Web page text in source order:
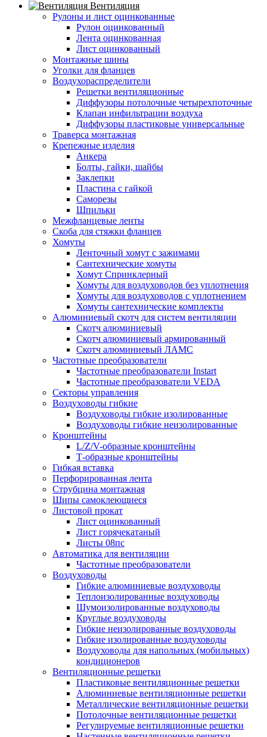
Вентиляция
Рулоны и лист оцинкованные
Рулон оцинкованный
Лента оцинкованная
Лист оцинкованный
Монтажные шины
Уголки для фланцев
Воздухораспределители
Решетки вентиляционные
Диффузоры потолочные четырехпоточные
Клапан инфильтрации воздуха
Диффузоры пластиковые универсальные
Траверса монтажная
Крепежные изделия
Анкера
Болты, гайки, шайбы
Заклепки
Пластина с гайкой
Саморезы
Шпильки
Межфланцевые ленты
Скоба для стяжки фланцев
Хомуты
Ленточный хомут с зажимами
Сантехнические хомуты
Хомут Спринклерный
Хомуты для воздуховодов без уплотнения
Хомуты для воздуховодов с уплотнением
Хомуты сантехнические комплекты
Алюминиевый скотч для систем вентиляции
Скотч алюминиевый
Скотч алюминиевый армированный
Скотч алюминиевый ЛАМС
Частотные преобразователи
Частотные преобразователи Instart
Частотные преобразователи VEDA
Секторы управления
Воздуховоды гибкие
Воздуховоды гибкие изолированные
Воздуховоды гибкие неизолированные
Кронштейны
L/Z/V-образные кронштейны
Т-образные кронштейны
Гибкая вставка
Перфорированная лента
Струбцина монтажная
Шипы самоклеющиеся
Листовой прокат
Лист оцинкованный
Лист горячекатаный
Листы 08пс
Автоматика для вентиляции
Частотные преобразователи
Воздуховоды
Гибкие алюминиевые воздуховоды
Теплоизолированные воздуховоды
Шумоизолированные воздуховоды
Круглые воздуховоды
Гибкие неизолированные воздуховоды
Гибкие изолированные воздуховоды
Воздуховоды для напольных (мобильных)
кондиционеров
Вентиляционные решетки
Пластиковые вентиляционные решетки
Алюминиевые вентиляционные решетки
Металлические вентиляционные решетки
Потолочные вентиляционные решетки
Регулируемые вентиляционные решетки